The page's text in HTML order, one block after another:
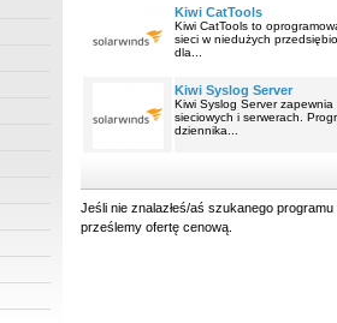
Kiwi CatTools
Kiwi CatTools to
sieci w niedużych
dla...
Kiwi Syslog Server
Kiwi Syslog Server
sieciowych i serwerach.
dziennika...
Jeśli nie znalazłeś/aś szukanego
prześlemy ofertę cenową.